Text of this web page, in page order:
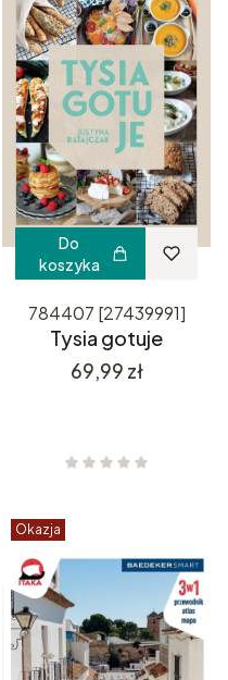
Do
koszyka
784407 [27439991]
Tysia gotuje
Cena
69,99 zł
Okazja